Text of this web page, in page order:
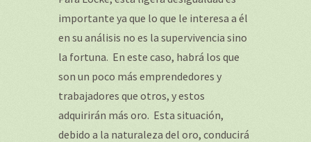
importante ya que lo que le interesa a él
en su análisis no es la supervivencia sino
la fortuna. En este caso, habrá los que
son un poco más emprendedores y
trabajadores que otros, y estos
adquirirán más oro. Esta situación,
debido a la naturaleza del oro, conducirá